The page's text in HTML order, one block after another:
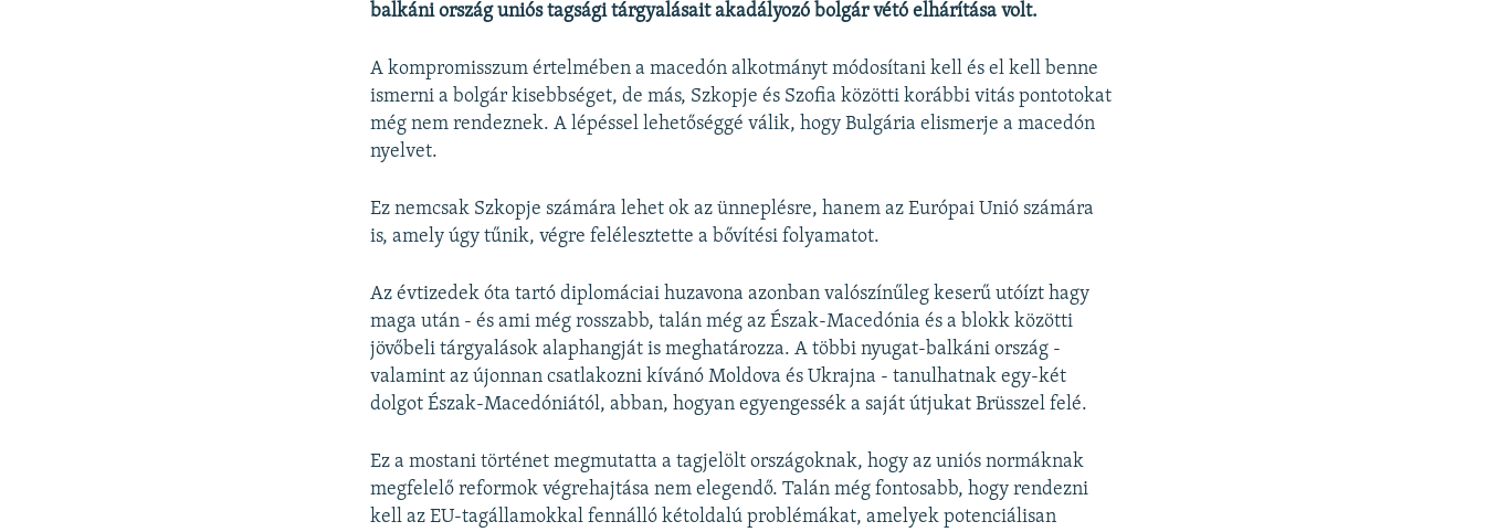
balkáni ország uniós tagsági tárgyalásait akadályozó bolgár vétó elhárítása volt.
A kompromisszum értelmében a macedón alkotmányt módosítani kell és el kell benne
ismerni a bolgár kisebbséget, de más, Szkopje és Szofia közötti korábbi vitás pontotokat
még nem rendeznek. A lépéssel lehetőséggé válik, hogy Bulgária elismerje a macedón
nyelvet.
Ez nemcsak Szkopje számára lehet ok az ünneplésre, hanem az Európai Unió számára
is, amely úgy tűnik, végre felélesztette a bővítési folyamatot.
Az évtizedek óta tartó diplomáciai huzavona azonban valószínűleg keserű utóízt hagy
maga után - és ami még rosszabb, talán még az Észak-Macedónia és a blokk közötti
jövőbeli tárgyalások alaphangját is meghatározza. A többi nyugat-balkáni ország -
valamint az újonnan csatlakozni kívánó Moldova és Ukrajna - tanulhatnak egy-két
dolgot Észak-Macedóniától, abban, hogyan egyengessék a saját útjukat Brüsszel felé.
Ez a mostani történet megmutatta a tagjelölt országoknak, hogy az uniós normáknak
megfelelő reformok végrehajtása nem elegendő. Talán még fontosabb, hogy rendezni
kell az EU-tagállamokkal fennálló kétoldalú problémákat, amelyek potenciálisan